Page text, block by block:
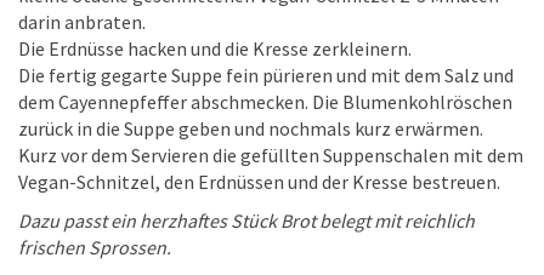
darin anbraten.
Die Erdnüsse hacken und die Kresse zerkleinern.
Die fertig gegarte Suppe fein pürieren und mit dem Salz und
dem Cayennepfeffer abschmecken. Die Blumenkohlröschen
zurück in die Suppe geben und nochmals kurz erwärmen.
Kurz vor dem Servieren die gefüllten Suppenschalen mit dem
Vegan-Schnitzel, den Erdnüssen und der Kresse bestreuen.
Dazu passt ein herzhaftes Stück Brot belegt mit reichlich
frischen Sprossen.